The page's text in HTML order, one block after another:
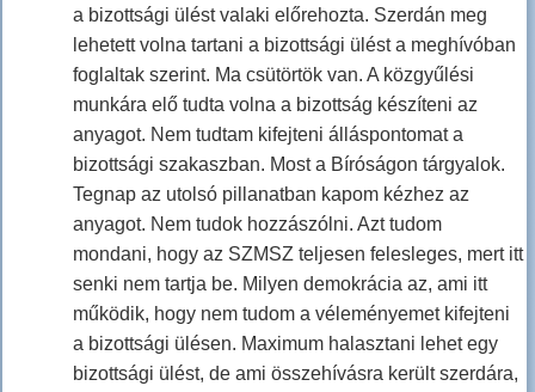
a bizottsági ülést valaki előrehozta. Szerdán meg
lehetett volna tartani a bizottsági ülést a meghívóban
foglaltak szerint. Ma csütörtök van. A közgyűlési
munkára elő tudta volna a bizottság készíteni az
anyagot. Nem tudtam kifejteni álláspontomat a
bizottsági szakaszban. Most a Bíróságon tárgyalok.
Tegnap az utolsó pillanatban kapom kézhez az
anyagot. Nem tudok hozzászólni. Azt tudom
mondani, hogy az SZMSZ teljesen felesleges, mert itt
senki nem tartja be. Milyen demokrácia az, ami itt
működik, hogy nem tudom a véleményemet kifejteni
a bizottsági ülésen. Maximum halasztani lehet egy
bizottsági ülést, de ami összehívásra került szerdára,